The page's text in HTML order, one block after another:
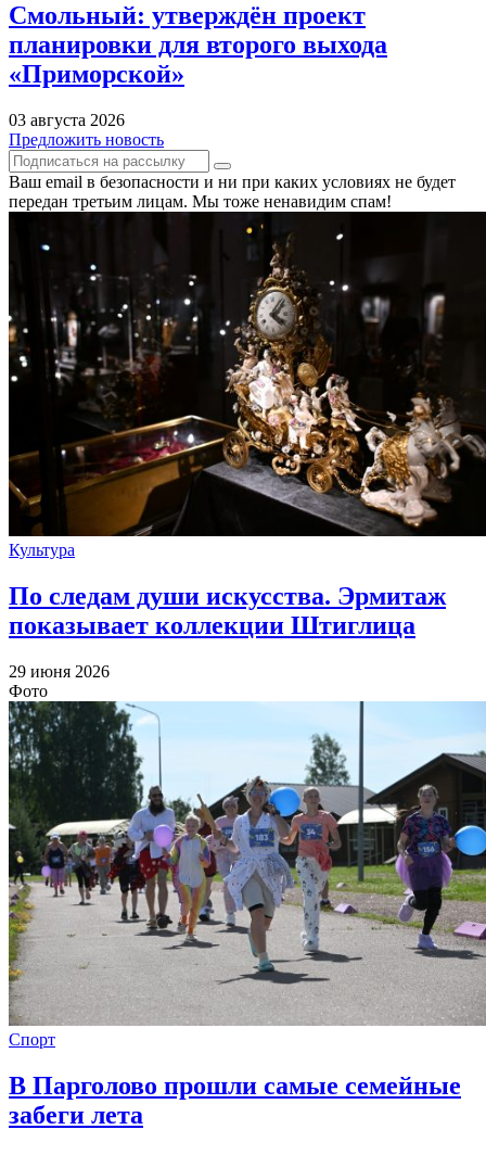
Смольный: утверждён проект
планировки для второго выхода
«Приморской»
03 августа 2026
Предложить новость
Ваш email в безопасности и ни при каких условиях не будет
передан третьим лицам. Мы тоже ненавидим спам!
Культура
По следам души искусства. Эрмитаж
показывает коллекции Штиглица
29 июня 2026
Фото
Спорт
В Парголово прошли самые семейные
забеги лета